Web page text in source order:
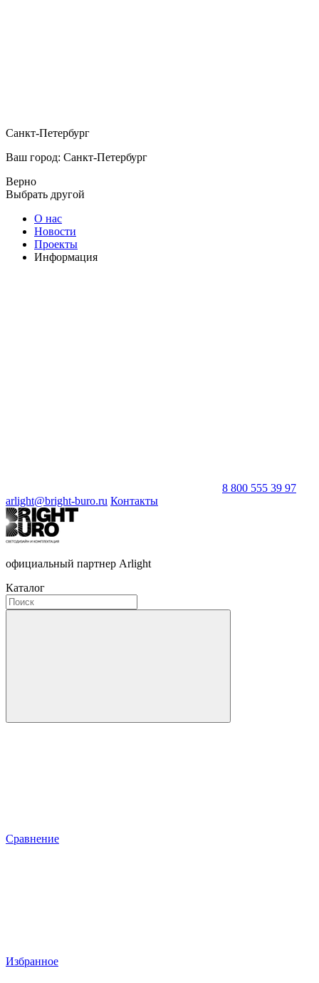
Санкт-Петербург
Ваш город: Санкт-Петербург
Верно
Выбрать другой
О нас
Новости
Проекты
Информация
8 800 555 39 97
arlight@bright-buro.ru Контакты
официальный партнер Arlight
Каталог
Сравнение
Избранное